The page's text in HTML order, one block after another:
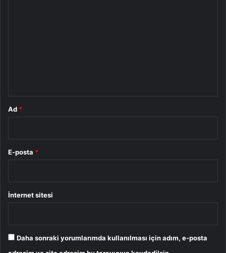
Ad *
E-posta *
İnternet sitesi
Daha sonraki yorumlarımda kullanılması için adım, e-posta